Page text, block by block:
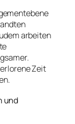
arbeiten
Zeit
und